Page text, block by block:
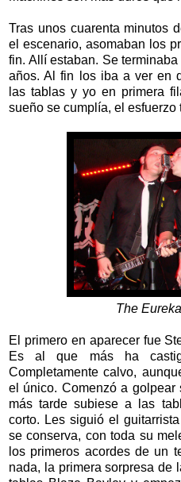
Tras unos cuarenta minutos
el escenario, asomaban los
fin. Allí estaban. Se
años. Al fin los iba a ver en
las tablas y yo en primera
sueño se cumplía, el esfuerzo
The
El primero en aparecer fue
Es al que más ha
Completamente calvo,
el único. Comenzó a golpear
más tarde subiese a las
corto. Les siguió el
se conserva, con toda su
los primeros acordes de un
nada, la primera sorpresa de